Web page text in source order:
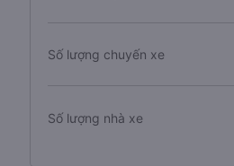
Số lượng chuyến xe
Số lượng nhà xe